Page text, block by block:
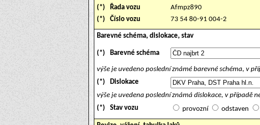
(*)
Řada vozu
Afmpz890
(*)
Číslo vozu 73 54 80-91 004-2
Barevné schéma, dislokace, stav
(*) Barevné schéma
výše je uvedeno poslední známé barevné schéma, v
(*)
Dislokace
výše je uvedena poslední známá dislokace, v případě
(*)
Stav vozu provozní odstaven